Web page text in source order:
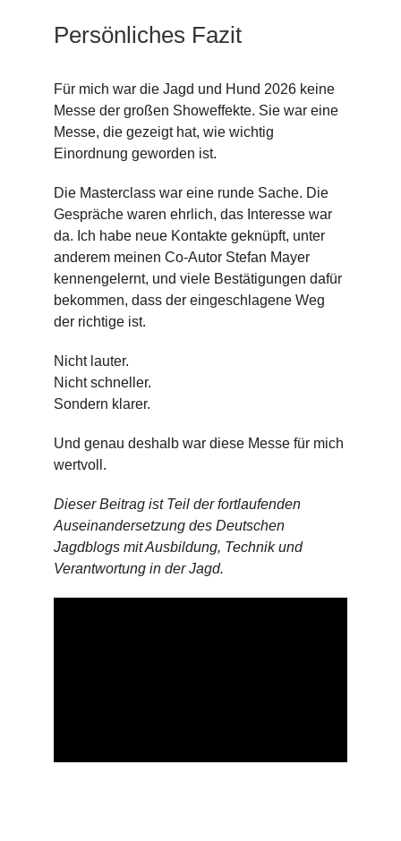
Persönliches Fazit
Für mich war die Jagd und Hund 2026 keine
Messe der großen Showeffekte. Sie war eine
Messe, die gezeigt hat, wie wichtig
Einordnung geworden ist.
Die Masterclass war eine runde Sache. Die
Gespräche waren ehrlich, das Interesse war
da. Ich habe neue Kontakte geknüpft, unter
anderem meinen Co-Autor Stefan Mayer
kennengelernt, und viele Bestätigungen dafür
bekommen, dass der eingeschlagene Weg
der richtige ist.
Nicht lauter.
Nicht schneller.
Sondern klarer.
Und genau deshalb war diese Messe für mich
wertvoll.
Dieser Beitrag ist Teil der fortlaufenden
Auseinandersetzung des Deutschen
Jagdblogs mit Ausbildung, Technik und
Verantwortung in der Jagd.